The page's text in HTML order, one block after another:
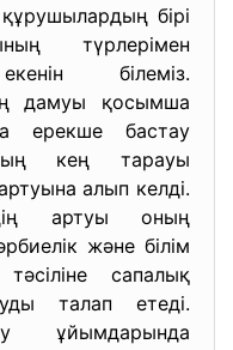
бірі
түрлерімен
білеміз.
дамуы қосымша
ерекше бастау
кең тарауы
алып келді.
артуы оның
және білім
сапалық
талап етеді.
ұйымдарында